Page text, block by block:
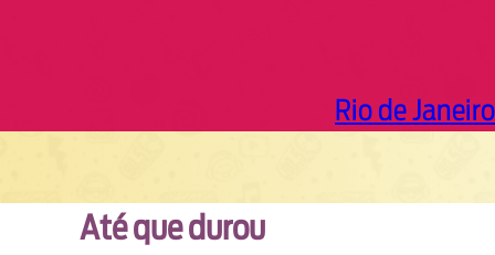
Rio de Janeiro
Até que durou